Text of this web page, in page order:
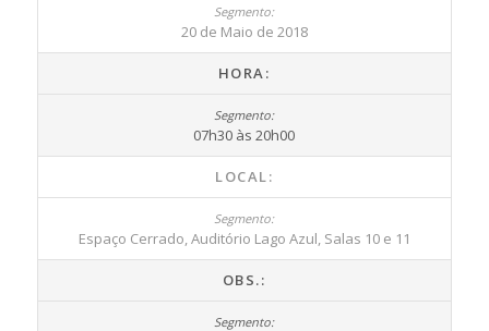
20 de Maio de 2018
HORA:
07h30 às 20h00
LOCAL:
Espaço Cerrado, Auditório Lago Azul, Salas 10 e 11
OBS.: